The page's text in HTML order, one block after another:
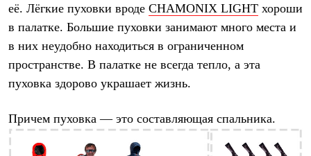
её. Лёгкие пуховки вроде CHAMONIX LIGHT хороши
в палатке. Большие пуховки занимают много места и
в них неудобно находиться в ограниченном
пространстве. В палатке не всегда тепло, а эта
пуховка здорово украшает жизнь.
Причем пуховка — это составляющая спальника.